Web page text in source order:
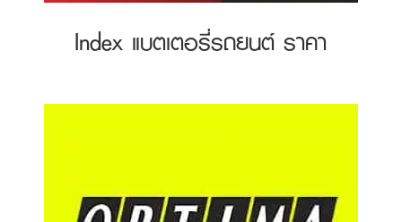
Index แบตเตอรี่รถยนต์ ราคา